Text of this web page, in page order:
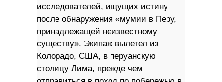
исследователей, ищущих истину
после обнаружения «мумии в Перу,
принадлежащей неизвестному
существу». Экипаж вылетел из
Колорадо, США, в перуанскую
столицу Лима, прежде чем